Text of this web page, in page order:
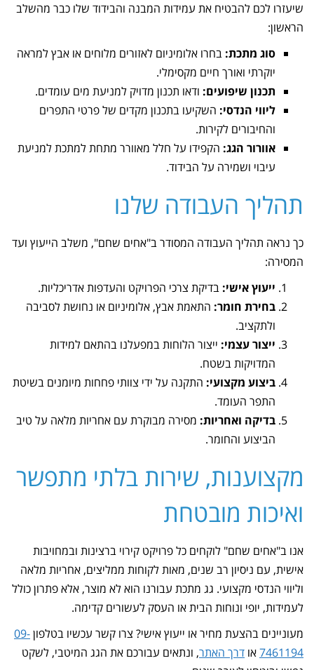
שיעזרו לכם להבטיח את עמידות המבנה והבידוד שלו כבר מהשלב
הראשון:
סוג מתכת: בחרו אלומיניום לאזורים מלוחים או אבץ למראה
יוקרתי ואורך חיים מקסימלי.
תכנון שיפועים: ודאו תכנון מדויק למניעת מים עומדים.
ליווי הנדסי: השקיעו בתכנון מקדים של פרטי התפרים
והחיבורים לקירות.
אוורור הגג: הקפידו על חלל מאוורר מתחת למתכת למניעת
עיבוי ושמירה על הבידוד.
תהליך העבודה שלנו
כך נראה תהליך העבודה המסודר ב"אחים שחם", משלב הייעוץ ועד
המסירה:
ייעוץ אישי: בדיקת צרכי הפרויקט והעדפות אדריכליות.
בחירת חומר: התאמת אבץ, אלומיניום או נחושת לסביבה
ולתקציב.
ייצור עצמי: ייצור הלוחות במפעלנו בהתאם למידות
המדויקות בשטח.
ביצוע מקצועי: התקנה על ידי צוותי פחחות מיומנים בשיטת
התפר העומד.
בדיקה ואחריות: מסירה מבוקרת עם אחריות מלאה על טיב
הביצוע והחומר.
מקצוענות, שירות בלתי מתפשר
ואיכות מובטחת
אנו ב"אחים שחם" לוקחים כל פרויקט קירוי ברצינות ובמחויבות
אישית, עם ניסיון רב שנים, מאות לקוחות ממליצים, אחריות מלאה
וליווי הנדסי מקצועי. גג מתכת עבורנו הוא לא מוצר, אלא פתרון כולל
לעמידות, יופי ונוחות הבית או העסק לעשורים קדימה.
מעוניינים בהצעת מחיר או ייעוץ אישי? צרו קשר עכשיו בטלפון09-
7461194או דרך האתר, ונתאים עבורכם את הגג המיטבי, לשקט